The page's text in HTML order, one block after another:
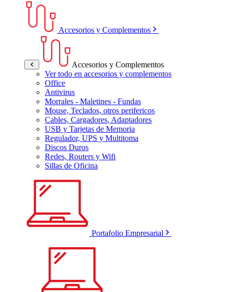
Accesorios y Complementos
Accesorios y Complementos
Ver todo en accesorios y complementos
Office
Antivirus
Morrales - Maletines - Fundas
Mouse, Teclados, otros perifericos
Cables, Cargadores, Adaptadores
USB y Tarjetas de Memoria
Regulador, UPS y Multitoma
Discos Duros
Redes, Routers y Wifi
Sillas de Oficina
Portafolio Empresarial